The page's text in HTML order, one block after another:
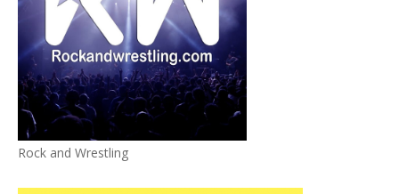
Rock and Wrestling